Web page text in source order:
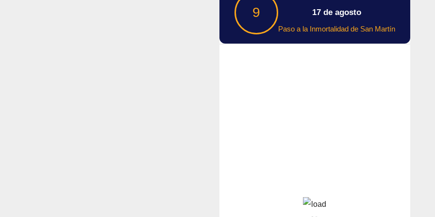
9 17 de agosto
Paso a la Inmortalidad de San Martín